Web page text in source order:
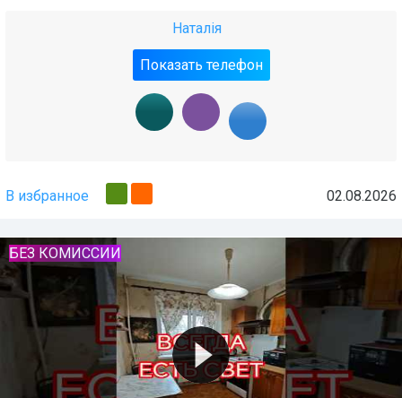
Наталія
Показать телефон
В избранное 02.08.2026
БЕЗ КОМИССИИ